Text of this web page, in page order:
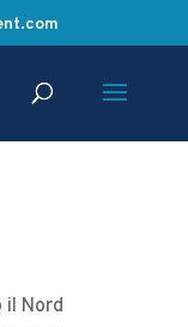
il Nord